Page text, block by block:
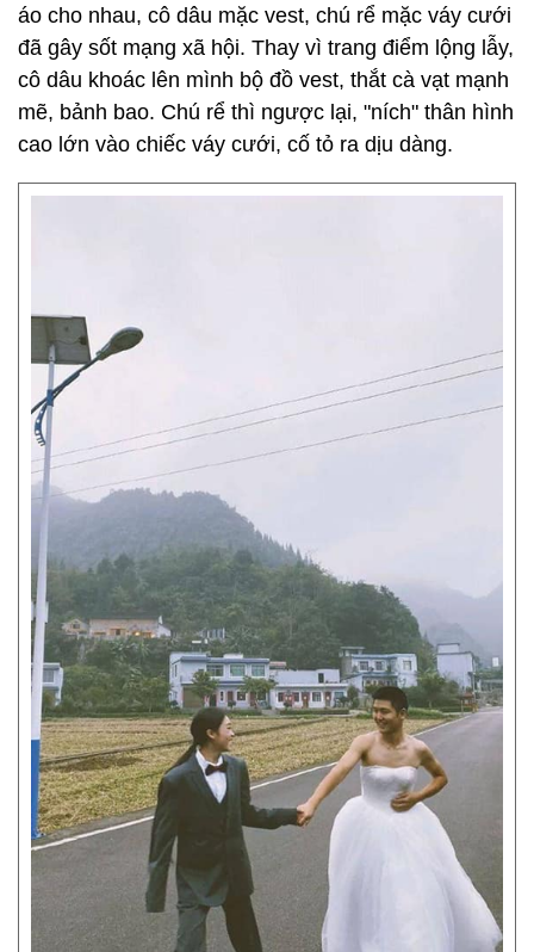
áo cho nhau, cô dâu mặc vest, chú rể mặc váy cưới
đã gây sốt mạng xã hội. Thay vì trang điểm lộng lẫy,
cô dâu khoác lên mình bộ đồ vest, thắt cà vạt mạnh
mẽ, bảnh bao. Chú rể thì ngược lại, "ních" thân hình
cao lớn vào chiếc váy cưới, cố tỏ ra dịu dàng.